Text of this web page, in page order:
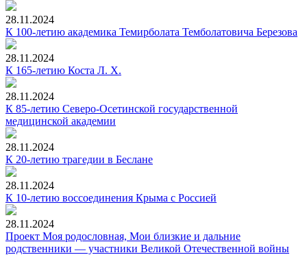
28.11.2024
К 100-летию академика Темирболата Темболатовича Березова
28.11.2024
К 165-летию Коста Л. Х.
28.11.2024
К 85-летию Северо-Осетинской государственной
медицинской академии
28.11.2024
К 20-летию трагедии в Беслане
28.11.2024
К 10-летию воссоединения Крыма с Россией
28.11.2024
Проект Моя родословная, Мои близкие и дальние
родственники — участники Великой Отечественной войны